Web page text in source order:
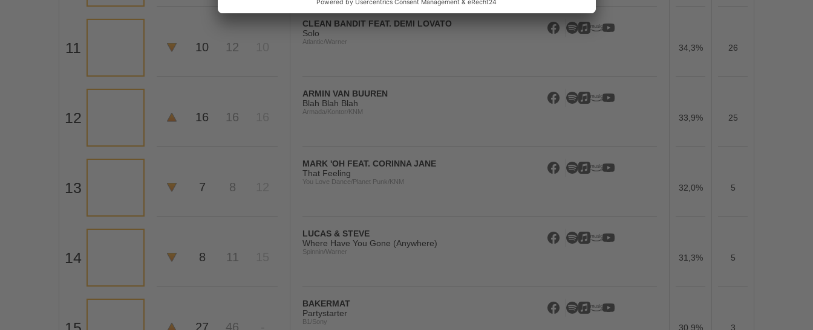
11 10 12
CLEAN BANDIT FEAT. DEMI LOVATO
Solo
Atlantic/Warner
34,3% 26
12 16 16
ARMIN VAN BUUREN
Blah Blah Blah
Armada/Kontor/KNM
33,9% 25
13 7 8
MARK 'OH FEAT. CORINNA JANE
That Feeling
You Love Dance/Planet Punk/KNM
32,0% 5
14 8 11
LUCAS & STEVE
Where Have You Gone (Anywhere)
Spinnin/Warner
31,3% 5
27 46
BAKERMAT
Partystarter
B1/Sony
30,9% 3